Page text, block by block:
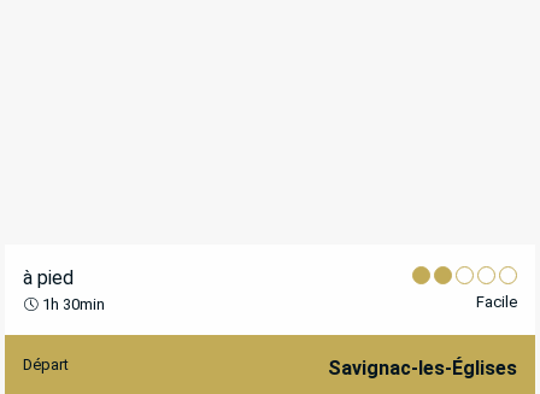
à pied
1h 30min Facile
INFORMATIONS PRATIQUES
Départ Savignac-les-Églises